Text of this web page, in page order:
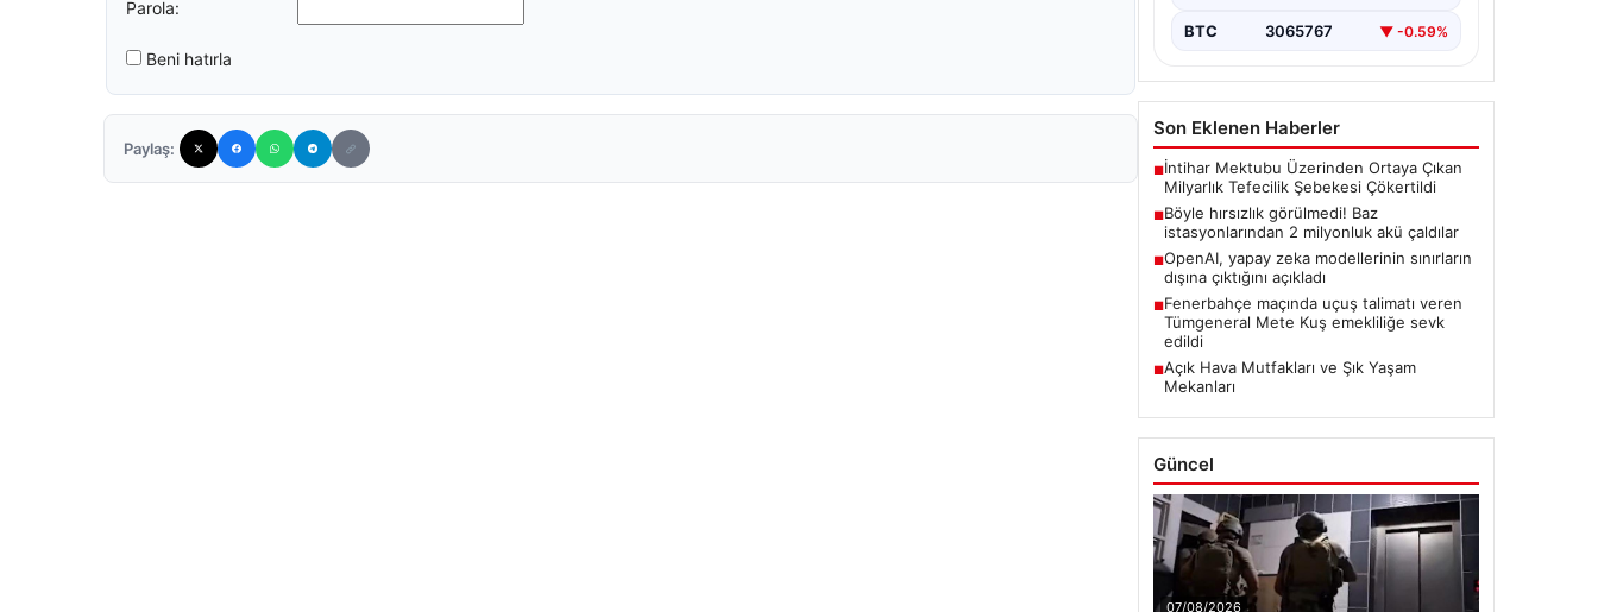
Parola:
Beni hatırla
Paylaş:
BTC 3065767 ▼ -0.59%
Son Eklenen Haberler
■İntihar Mektubu Üzerinden Ortaya Çıkan
Milyarlık Tefecilik Şebekesi Çökertildi
■Böyle hırsızlık görülmedi! Baz
istasyonlarından 2 milyonluk akü çaldılar
■OpenAI, yapay zeka modellerinin sınırların
dışına çıktığını açıkladı
■Fenerbahçe maçında uçuş talimatı veren
Tümgeneral Mete Kuş emekliliğe sevk
edildi
■Açık Hava Mutfakları ve Şık Yaşam
Mekanları
Güncel
07/08/2026